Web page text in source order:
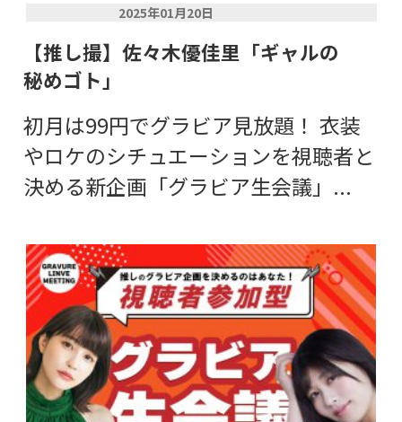
2025年01月20日
【推し撮】佐々木優佳里「ギャルの
秘めゴト」
初月は99円でグラビア見放題！ 衣装
やロケのシチュエーションを視聴者と
決める新企画「グラビア生会議」...